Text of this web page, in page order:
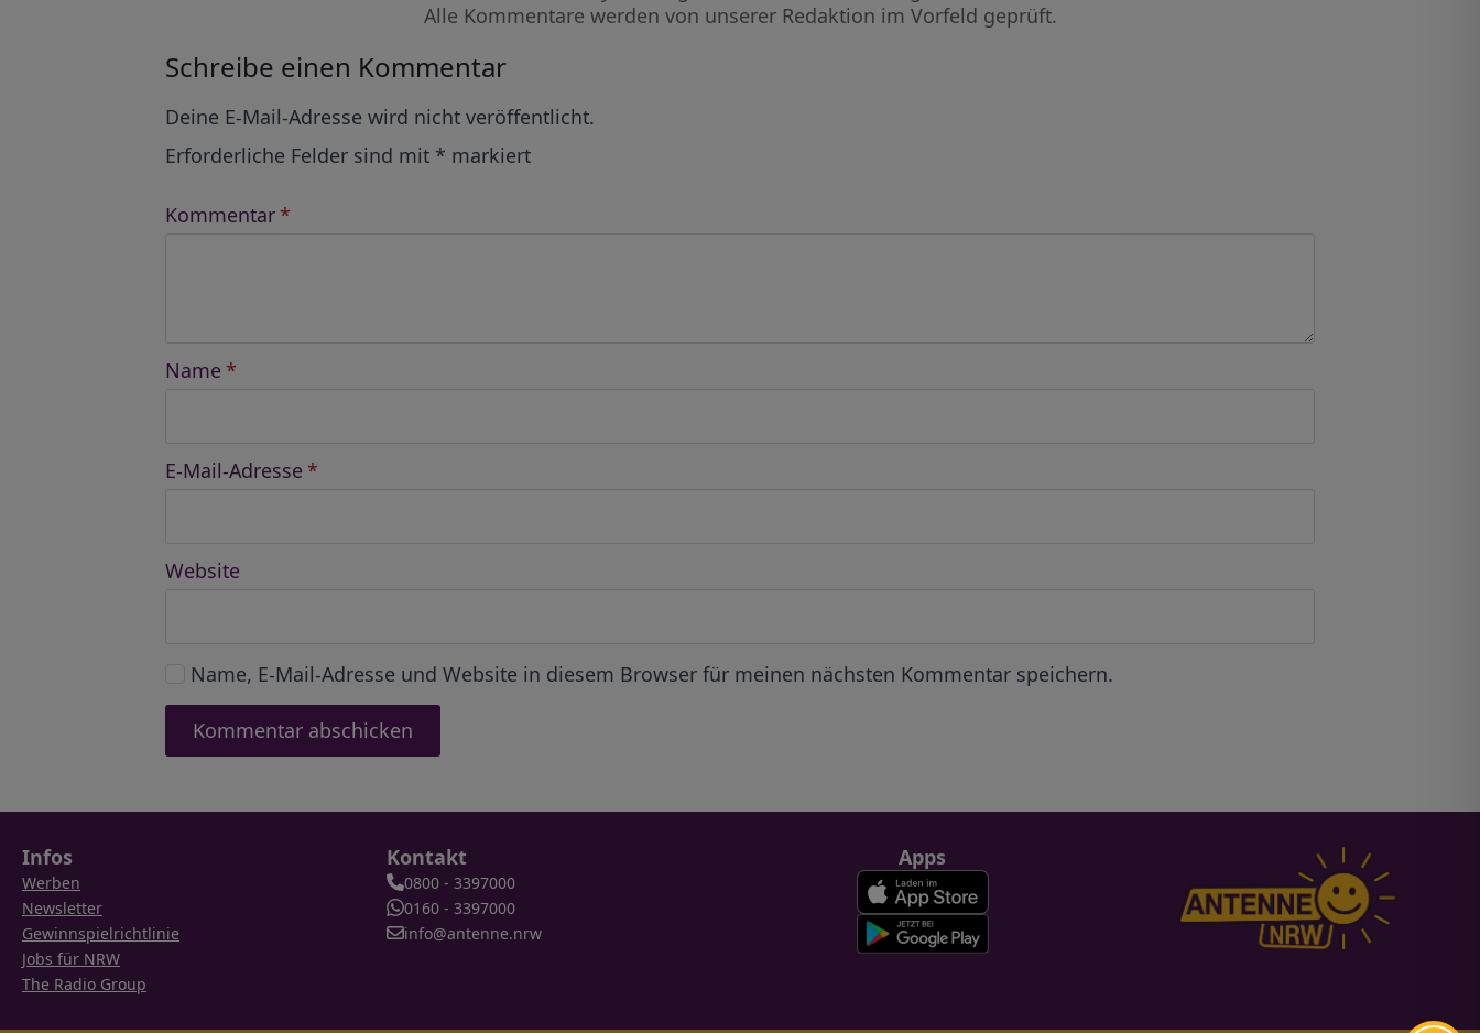
Alle Kommentare werden von unserer Redaktion im Vorfeld geprüft.
Schreibe einen Kommentar
Deine E-Mail-Adresse wird nicht veröffentlicht.
Erforderliche Felder sind mit * markiert
Kommentar *
Name *
E-Mail-Adresse *
Website
Name, E-Mail-Adresse und Website in diesem Browser für meinen nächsten Kommentar speichern.
Infos
Werben
Newsletter
Gewinnspielrichtlinie
Jobs für NRW
The Radio Group
Kontakt
0800 - 3397000
0160 - 3397000
info@antenne.nrw
Apps